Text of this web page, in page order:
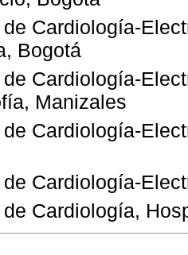
Cardiología-
Bogotá
Cardiología-
Manizales
Cardiología-
Cardiología-
Cardiología,